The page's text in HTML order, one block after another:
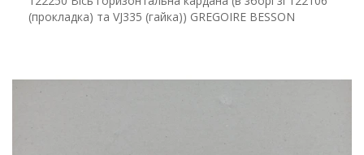
(прокладка) та VJ335 (гайка)) GREGOIRE BESSON